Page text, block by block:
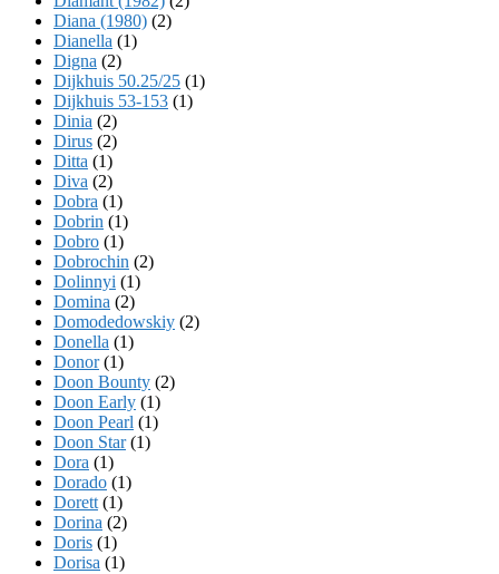
Diana (1980) (2)
Dianella (1)
Digna (2)
Dijkhuis 50.25/25 (1)
Dijkhuis 53-153 (1)
Dinia (2)
Dirus (2)
Ditta (1)
Diva (2)
Dobra (1)
Dobrin (1)
Dobro (1)
Dobrochin (2)
Dolinnyi (1)
Domina (2)
Domodedowskiy (2)
Donella (1)
Donor(1)
Doon Bounty (2)
Doon Early (1)
Doon Pearl (1)
Doon Star(1)
Dora (1)
Dorado (1)
Dorett (1)
Dorina (2)
Doris (1)
Dorisa (1)